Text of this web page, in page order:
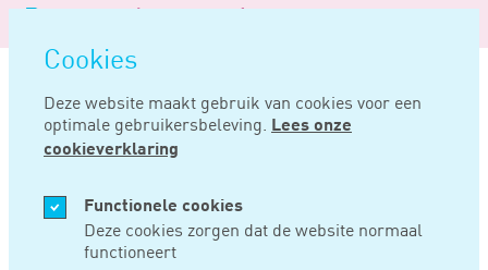
overslaan
Cookies
Deze website maakt gebruik van cookies voor een
optimale gebruikersbeleving. Lees onze
cookieverklaring
Functionele cookies
Deze cookies zorgen dat de website normaal
functioneert
Logo
Noord
Negentig
Home Nieuws
JUN 20, 2019